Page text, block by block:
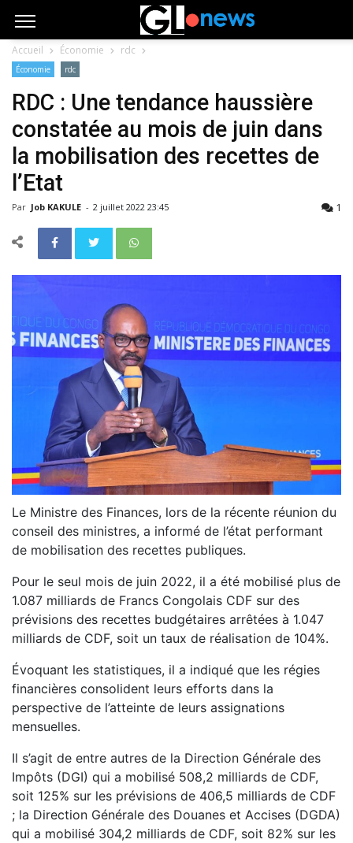
Accueil Économie rdc
Économie rdc
RDC : Une tendance haussière
constatée au mois de juin dans
la mobilisation des recettes de
l’Etat
Par Job KAKULE - 2 juillet 2022 23:45 1
Le Ministre des Finances, lors de la récente réunion du
conseil des ministres, a informé de l’état performant
de mobilisation des recettes publiques.
Pour le seul mois de juin 2022, il a été mobilisé plus de
1.087 milliards de Francs Congolais CDF sur des
prévisions des recettes budgétaires arrêtées à 1.047
milliards de CDF, soit un taux de réalisation de 104%.
Évoquant les statistiques, il a indiqué que les régies
financières consolident leurs efforts dans la
perspective de l’atteinte de leurs assignations
mensuelles.
Il s’agit de entre autres de la Direction Générale des
Impôts (DGI) qui a mobilisé 508,2 milliards de CDF,
soit 125% sur les prévisions de 406,5 milliards de CDF
; la Direction Générale des Douanes et Accises (DGDA)
qui a mobilisé 304,2 milliards de CDF, soit 82% sur les